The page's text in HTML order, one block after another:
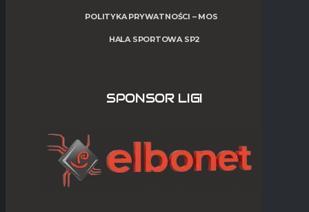
POLITYKA PRYWATNOŚCI – MOS
HALA SPORTOWA SP2
SPONSOR LIGI